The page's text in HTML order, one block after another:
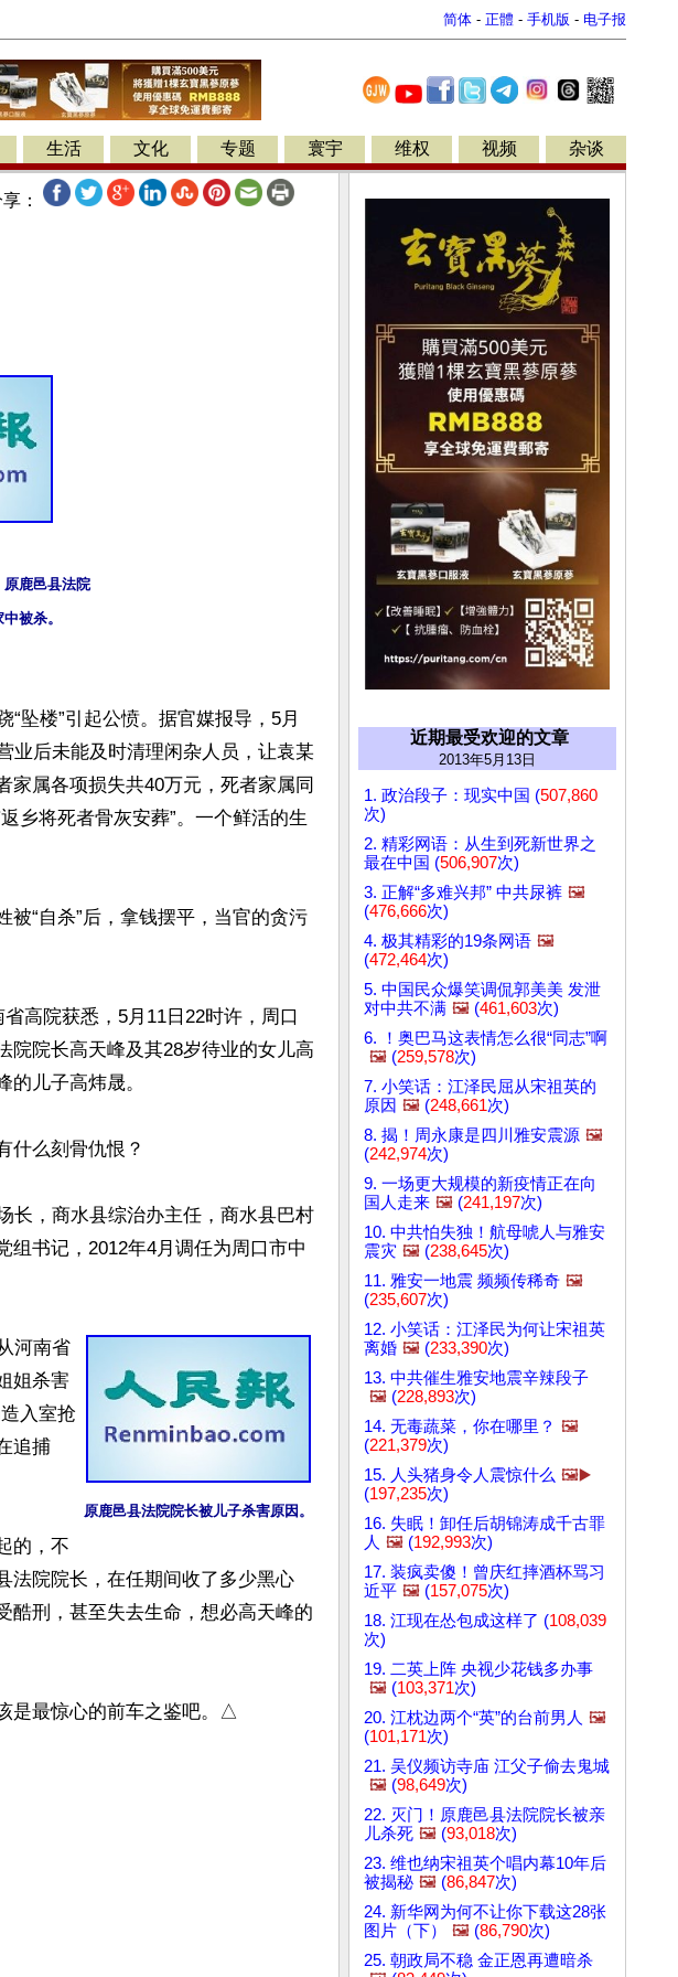
简体 - 正體 - 手机版 - 电子报
生活 文化 专题 寰宇 维权 视频 杂谈
：
原鹿邑县法院
被杀。
“坠楼”引起公愤。据官媒报导，5月
业后未能及时清理闲杂人员，让袁某
家属各项损失共40万元，死者家属同
乡将死者骨灰安葬”。一个鲜活的生
“自杀”后，拿钱摆平，当官的贪污
高院获悉，5月11日22时许，周口
院院长高天峰及其28岁待业的女儿高
儿子高炜晟。
什么刻骨仇恨？
长，商水县综治办主任，商水县巴村
书记，2012年4月调任为周口市中
原鹿邑县法院院长被儿子杀害原因。
河南省
姐杀害
入室抢
追捕
的，不
法院院长，在任期间收了多少黑心
酷刑，甚至失去生命，想必高天峰的
是最惊心的前车之鉴吧。△
近期最受欢迎的文章
2013年5月13日
1. 政治段子：现实中国 (507,860
次)
2. 精彩网语：从生到死新世界之
最在中国 (506,907次)
3. 正解“多难兴邦” 中共尿裤 🖼️
(476,666次)
4. 极其精彩的19条网语 🖼️
(472,464次)
5. 中国民众爆笑调侃郭美美 发泄
对中共不满 🖼️ (461,603次)
6. ！奥巴马这表情怎么很“同志”啊
🖼️ (259,578次)
7. 小笑话：江泽民屈从宋祖英的
原因 🖼️ (248,661次)
8. 揭！周永康是四川雅安震源 🖼️
(242,974次)
9. 一场更大规模的新疫情正在向
国人走来 🖼️ (241,197次)
10. 中共怕失独！航母唬人与雅安
震灾 🖼️ (238,645次)
11. 雅安一地震 频频传稀奇 🖼️
(235,607次)
12. 小笑话：江泽民为何让宋祖英
离婚 🖼️ (233,390次)
13. 中共催生雅安地震辛辣段子
🖼️ (228,893次)
14. 无毒蔬菜，你在哪里？ 🖼️
(221,379次)
15. 人头猪身令人震惊什么 🖼️▶️
(197,235次)
16. 失眠！卸任后胡锦涛成千古罪
人 🖼️ (192,993次)
17. 装疯卖傻！曾庆红摔酒杯骂习
近平 🖼️ (157,075次)
18. 江现在怂包成这样了 (108,039
次)
19. 二英上阵 央视少花钱多办事
🖼️ (103,371次)
20. 江枕边两个“英”的台前男人 🖼️
(101,171次)
21. 吴仪频访寺庙 江父子偷去鬼城
🖼️ (98,649次)
22. 灭门！原鹿邑县法院院长被亲
儿杀死 🖼️ (93,018次)
23. 维也纳宋祖英个唱内幕10年后
被揭秘 🖼️ (86,847次)
24. 新华网为何不让你下载这28张
图片（下）
🖼️ (86,790次)
25. 朝政局不稳 金正恩再遭暗杀